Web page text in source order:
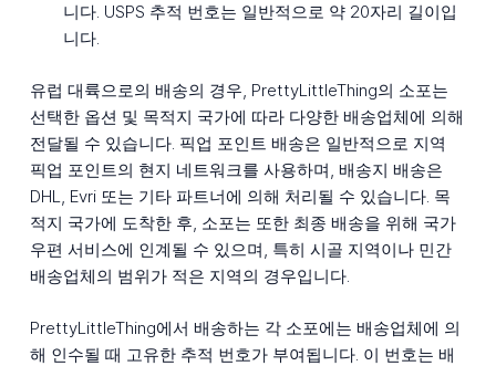
니다. USPS 추적 번호는 일반적으로 약 20자리 길이입
니다.
유럽 대륙으로의 배송의 경우, PrettyLittleThing의 소포는
선택한 옵션 및 목적지 국가에 따라 다양한 배송업체에 의해
전달될 수 있습니다. 픽업 포인트 배송은 일반적으로 지역
픽업 포인트의 현지 네트워크를 사용하며, 배송지 배송은
DHL, Evri 또는 기타 파트너에 의해 처리될 수 있습니다. 목
적지 국가에 도착한 후, 소포는 또한 최종 배송을 위해 국가
우편 서비스에 인계될 수 있으며, 특히 시골 지역이나 민간
배송업체의 범위가 적은 지역의 경우입니다.
PrettyLittleThing에서 배송하는 각 소포에는 배송업체에 의
해 인수될 때 고유한 추적 번호가 부여됩니다. 이 번호는 배